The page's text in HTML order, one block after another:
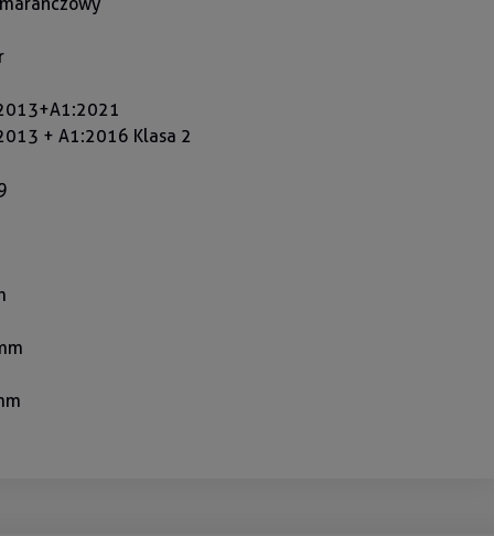
+ A1:2016 Klasa 2